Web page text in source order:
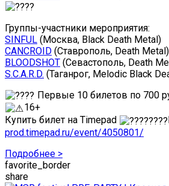
Группы-участники мероприятия:
SINFUL (Москва, Black Death Metal)
CANCROID (Ставрополь, Death Metal)
BLOODSHOT (Севастополь, Death
S.C.A.R.D. (Таганрог, Melodic Black
Первые 10 билетов по 700
16+
Купить билет на Timepad
prod.timepad.ru/event/4050801/
Подробнее >
favorite_border
share